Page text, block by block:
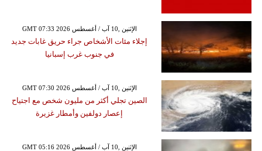
GMT 07:33 2026 الإثنين ,10 آب / أغسطس
إجلاء مئات الأشخاص جراء حريق غابات جديد
في جنوب غرب إسبانيا
GMT 07:30 2026 الإثنين ,10 آب / أغسطس
الصين تجلي أكثر من مليون شخص مع اجتياح
إعصار دولفين وأمطار غزيرة
GMT 05:16 2026 الإثنين ,10 آب / أغسطس